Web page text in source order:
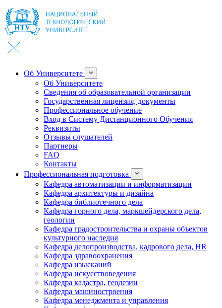
Об Университете
Об Университете
Сведения об образовательной организации
Государственная лицензия, документы
Профессиональное обучение
Вход в Систему Дистанционного Обучения
Реквизиты
Отзывы слушателей
Партнеры
FAQ
Контакты
Профессиональная подготовка
Кафедра автоматизации и информатизации
Кафедра архитектуры и дизайна
Кафедра библиотечного дела
Кафедра горного дела, маркшейдерского дела,
геологии
Кафедра градостроительства и охраны объектов
культурного наследия
Кафедра делопроизводства, кадрового дела, HR
Кафедра здравоохранения
Кафедра изысканий
Кафедра искусствоведения
Кафедра кадастра, геодезии
Кафедра машиностроения
Кафедра менеджмента и управления